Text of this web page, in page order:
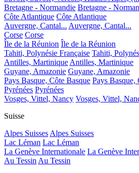
Bretagne - Normandie Bretagne -
Côte Atlantique Côte Atlantique
Auvergne, Cantal... Auvergne, Cantal...
Corse Corse
Île de la Réunion Île de la Réunion
Tahiti, Polynésie Française Tahiti,
Antilles, MartiniqueAntilles, Martinique
Guyane, Amazonie Guyane, Amazonie
Pays Basque, Côte Basque Pays Basque,
Pyrénées Pyrénées
Vosges, Vittel, Nancy Vosges, Vittel,
Suisse
Alpes SuissesAlpes Suisses
Lac Léman Lac Léman
La Genève Internationale La Genève
Au TessinAu Tessin